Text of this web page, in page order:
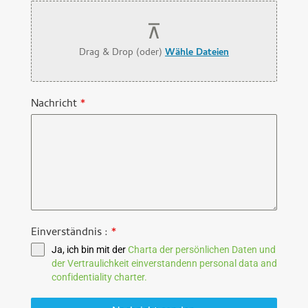
Drag & Drop (oder) Wähle Dateien
Nachricht*
Einverständnis : *
Ja, ich bin mit derCharta der persönlichen Daten und
der Vertraulichkeit einverstandenn personal data and
confidentiality charter.